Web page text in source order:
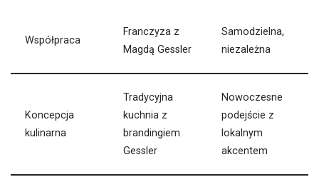
Współpraca
Franczyza z
Magdą Gessler
Samodzielna,
niezależna
Koncepcja
kulinarna
Tradycyjna
kuchnia z
brandingiem
Gessler
Nowoczesne
podejście z
lokalnym
akcentem